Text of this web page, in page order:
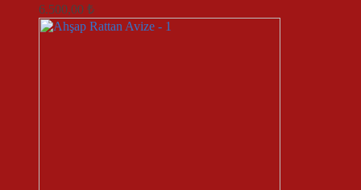
6.500,00 ₺